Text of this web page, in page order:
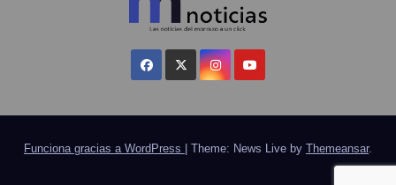
Funciona gracias a WordPress Theme: News Live by Themeansar.